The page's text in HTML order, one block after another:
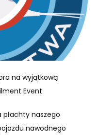
na wyjątkową
Event
płachty naszego
nawodnego